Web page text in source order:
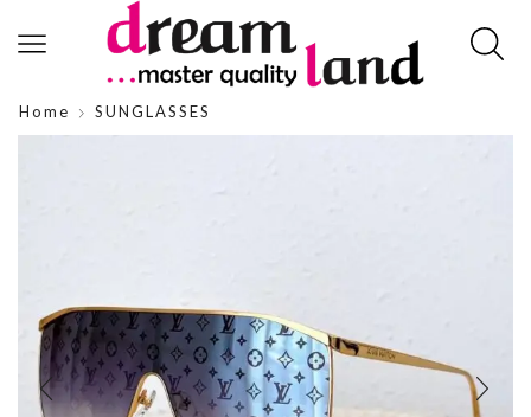
Home SUNGLASSES